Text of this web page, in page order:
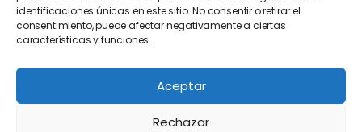
identificaciones únicas en este sitio. No consentir o retirar el
consentimiento, puede afectar negativamente a ciertas
características y funciones.
Aceptar
Rechazar